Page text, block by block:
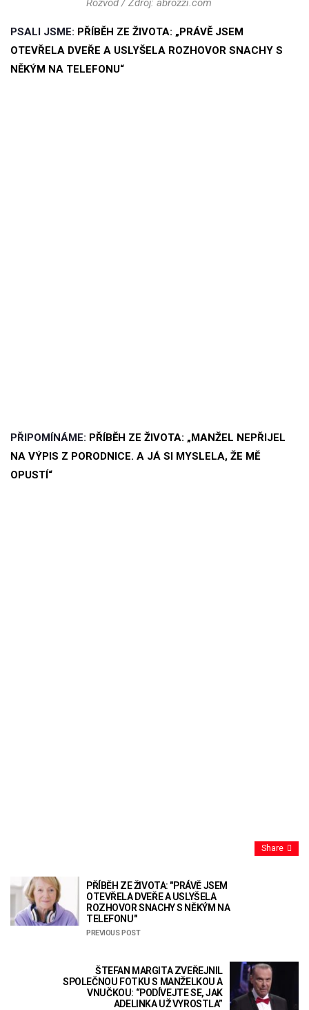
Rozvod / Zdroj: abrozzi.com
PSALI JSME: PŘÍBĚH ZE ŽIVOTA: „PRÁVĚ JSEM
OTEVŘELA DVEŘE A USLYŠELA ROZHOVOR SNACHY S
NĚKÝM NA TELEFONU“
PŘIPOMÍNÁME: PŘÍBĚH ZE ŽIVOTA: „MANŽEL NEPŘIJEL
NA VÝPIS Z PORODNICE. A JÁ SI MYSLELA, ŽE MĚ
OPUSTÍ“
Share
PŘÍBĚH ZE ŽIVOTA: "PRÁVĚ JSEM
OTEVŘELA DVEŘE A USLYŠELA
ROZHOVOR SNACHY S NĚKÝM NA
TELEFONU"
PREVIOUS POST
ŠTEFAN MARGITA ZVEŘEJNIL
SPOLEČNOU FOTKU S MANŽELKOU A
VNUČKOU: “PODÍVEJTE SE, JAK
ADELINKA UŽ VYROSTLA”